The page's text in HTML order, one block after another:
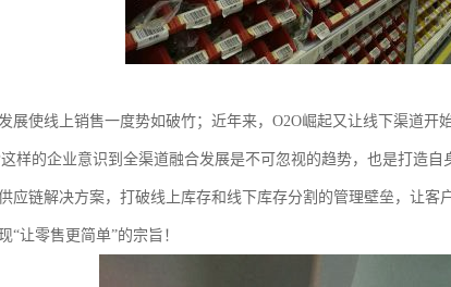
展使线上销售一度势如破竹；近年来，O2O崛起又让线下渠道开
样的企业意识到全渠道融合发展是不可忽视的趋势，也是打造
应链解决方案，打破线上库存和线下库存分割的管理壁垒，让
“让零售更简单”的宗旨！